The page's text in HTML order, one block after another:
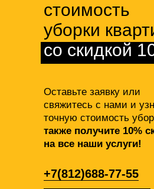
Оставьте заявку или
свяжитесь с нами и
точную стоимость
также получите 10%
на все наши услуги!
стоимость
уборки
со скидкой
+7(812)688-77-55